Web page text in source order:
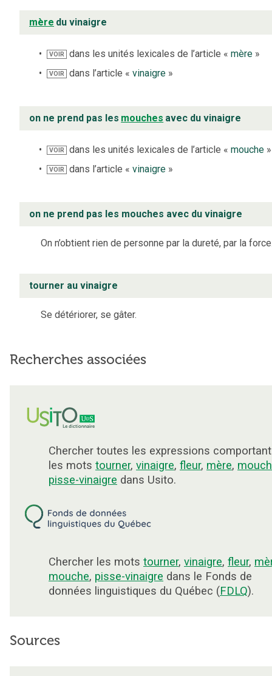
mère du vinaigre
VOIR dans les unités lexicales de l’article «mère »
VOIR dans l’article «vinaigre »
on ne prend pas les mouches avec du vinaigre
VOIR dans les unités lexicales de l’article «mouche »
VOIR dans l’article «vinaigre »
on ne prend pas les mouches avec du vinaigre
On n’obtient rien de personne par la dureté, par la
tourner au vinaigre
Se détériorer, se gâter.
Recherches associées
Chercher toutes les expressions comportant
les mots tourner, vinaigre, fleur, mère,
pisse-vinaigre dans Usito.
Chercher les mots tourner, vinaigre, fleur,
mouche, pisse-vinaigre dans le Fonds de
données linguistiques du Québec (FDLQ).
Sources